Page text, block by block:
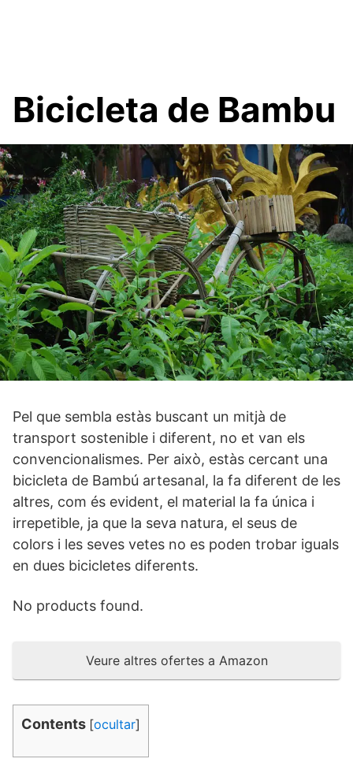
Bicicleta de Bambu
Pel que sembla estàs buscant un mitjà de
transport sostenible i diferent, no et van els
convencionalismes. Per això, estàs cercant una
bicicleta de Bambú artesanal, la fa diferent de les
altres, com és evident, el material la fa única i
irrepetible, ja que la seva natura, el seus de
colors i les seves vetes no es poden trobar iguals
en dues bicicletes diferents.
No products found.
Veure altres ofertes a Amazon
Contents [ocultar]